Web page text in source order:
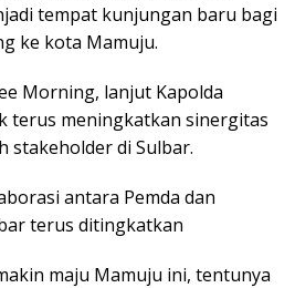
tempat kunjungan baru bagi
ke kota Mamuju.
Morning, lanjut Kapolda
terus meningkatkan sinergitas
stakeholder di Sulbar.
antara Pemda dan
terus ditingkatkan
maju Mamuju ini, tentunya